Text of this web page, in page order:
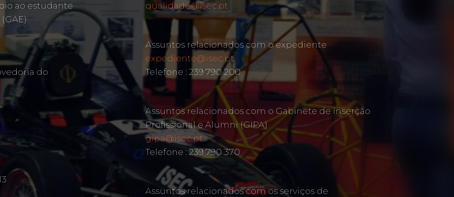
ao estudante
do
qualidade@isec.pt
Assuntos relacionados com o expediente
expediente@isec.pt
Telefone : 239 790 200
Assuntos relacionados com o Gabinete de inserção
Profissional e Alumni (GIPA)
gipa@isec.pt
Telefone : 239 790 370
Assuntos relacionados com os serviços de